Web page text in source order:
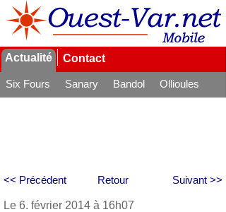
Actualité Contact
Six Fours Sanary Bandol
Ollioules
Retour
<< Précédent Suivant >>
Le 6. février 2014 à 16h07